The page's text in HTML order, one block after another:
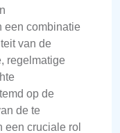
een combinatie
van de
regelmatige
op de
de te
een cruciale rol